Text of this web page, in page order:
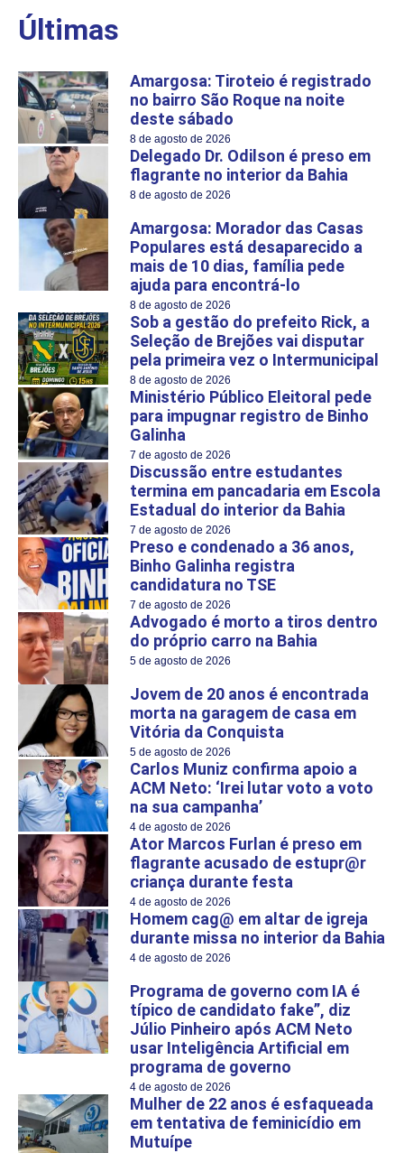
Últimas
Amargosa: Tiroteio é registrado
no bairro São Roque na noite
deste sábado
8 de agosto de 2026
Delegado Dr. Odilson é preso em
flagrante no interior da Bahia
8 de agosto de 2026
Amargosa: Morador das Casas
Populares está desaparecido a
mais de 10 dias, família pede
ajuda para encontrá-lo
8 de agosto de 2026
Sob a gestão do prefeito Rick, a
Seleção de Brejões vai disputar
pela primeira vez o Intermunicipal
8 de agosto de 2026
Ministério Público Eleitoral pede
para impugnar registro de Binho
Galinha
7 de agosto de 2026
Discussão entre estudantes
termina em pancadaria em Escola
Estadual do interior da Bahia
7 de agosto de 2026
Preso e condenado a 36 anos,
Binho Galinha registra
candidatura no TSE
7 de agosto de 2026
Advogado é morto a tiros dentro
do próprio carro na Bahia
5 de agosto de 2026
Jovem de 20 anos é encontrada
morta na garagem de casa em
Vitória da Conquista
5 de agosto de 2026
Carlos Muniz confirma apoio a
ACM Neto: ‘Irei lutar voto a voto
na sua campanha’
4 de agosto de 2026
Ator Marcos Furlan é preso em
flagrante acusado de estupr@r
criança durante festa
4 de agosto de 2026
Homem cag@ em altar de igreja
durante missa no interior da Bahia
4 de agosto de 2026
Programa de governo com IA é
típico de candidato fake”, diz
Júlio Pinheiro após ACM Neto
usar Inteligência Artificial em
programa de governo
4 de agosto de 2026
Mulher de 22 anos é esfaqueada
em tentativa de feminicídio em
Mutuípe